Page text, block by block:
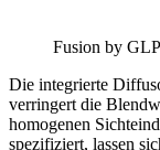
Fusion by
Die integrierte
verringert die
homogenen
spezifiziert, lassen